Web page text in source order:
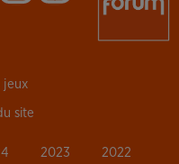
jeux
site
2023 2022